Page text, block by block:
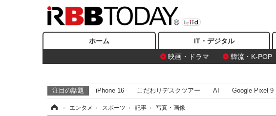
ホーム IT・デジタル
映画・ドラマ
韓流・K-POP
注目の話題 iPhone 16 こだわりデスクツアー AI Google Pixel 9
› エンタメ › スポーツ › 記事 › 写真・画像